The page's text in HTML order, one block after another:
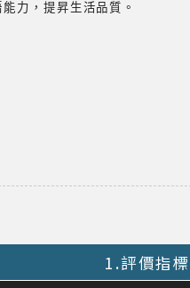
力，提昇生活品質。
1.評價指